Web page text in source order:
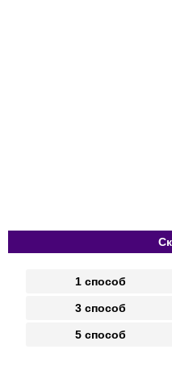
1 способ
3 способ
5 способ